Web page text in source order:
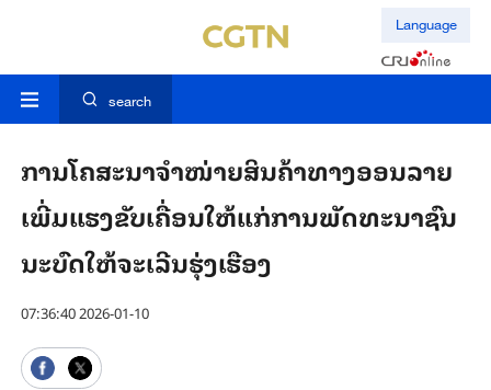
Language
search
ການ​ໂຄ​ສະ​ນາ​ຈຳ​ໜ່າຍ​ສິນ​ຄ້າ​ທາງ​ອອນ​ລາຍ
ເພີ່ມ​ແຮງ​ຂັບ​ເຄື່ອນ​ໃຫ້​ແກ່​ການ​ພັດ​ທະ​ນາ​ຊົນ​
ນະ​ບົດ​ໃຫ້​ຈະ​ເລີນ​ຮຸ່ງ​ເຮືອງ
07:36:40 2026-01-10